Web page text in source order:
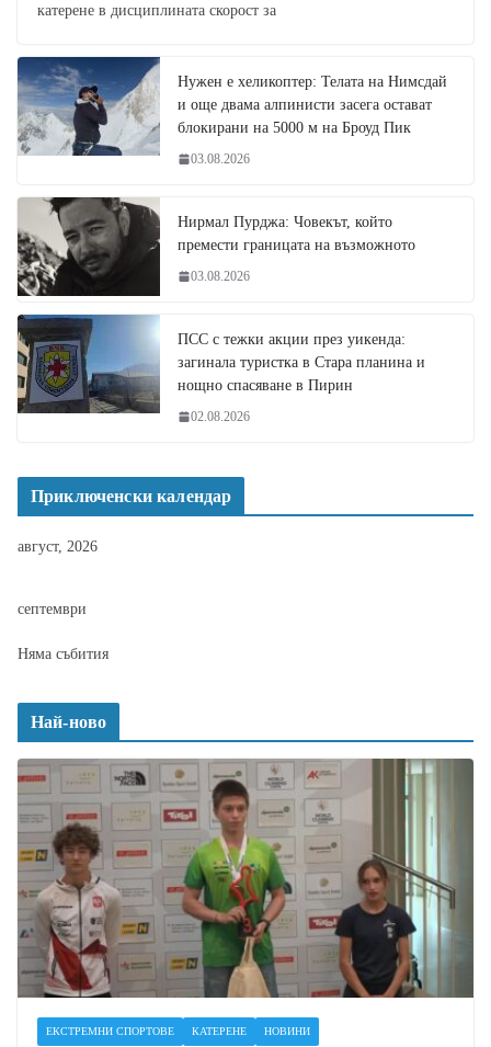
катерене в дисциплината скорост за
Нужен е хеликоптер: Телата на Нимсдай
и още двама алпинисти засега остават
блокирани на 5000 м на Броуд Пик
03.08.2026
Нирмал Пурджа: Човекът, който
премести границата на възможното
03.08.2026
ПСС с тежки акции през уикенда:
загинала туристка в Стара планина и
нощно спасяване в Пирин
02.08.2026
Приключенски календар
август, 2026
септември
Няма събития
Най-ново
ЕКСТРЕМНИ СПОРТОВЕ КАТЕРЕНЕ НОВИНИ